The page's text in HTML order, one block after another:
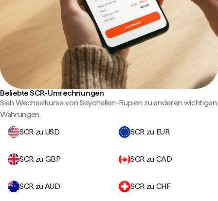
Beliebte SCR-Umrechnungen
Sieh Wechselkurse von Seychellen-Rupien zu anderen wichtigen
Währungen.
SCR zu USD
SCR zu EUR
SCR zu GBP SCR zu CAD
SCR zu AUD SCR zu CHF